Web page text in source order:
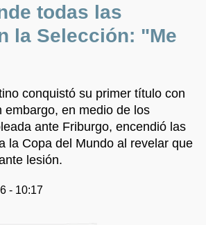
todas las
la Selección: "Me
conquistó su primer título con
embargo, en medio de los
ante Friburgo, encendió las
la Copa del Mundo al revelar que
lesión.
- 10:17